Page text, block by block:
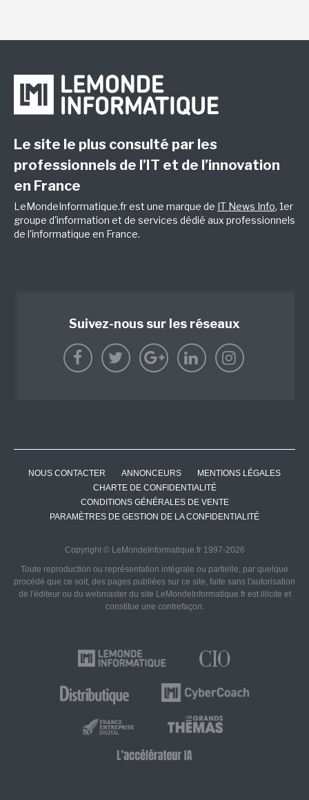
Le site le plus consulté par les
professionnels de l’IT et de l’innovation
en France
LeMondeInformatique.fr est une marque de IT News Info, 1er
groupe d'information et de services dédié aux professionnels
de l'informatique en France.
Suivez-nous sur les réseaux
NOUS CONTACTER ANNONCEURS
MENTIONS LÉGALES
CHARTE DE CONFIDENTIALITÉ
CONDITIONS GÉNÉRALES DE VENTE
PARAMÈTRES DE GESTION DE LA CONFIDENTIALITÉ
Copyright © LeMondeInformatique.fr 1997-2026
Toute reproduction ou représentation intégrale ou partielle, par quelque
procédé que ce soit, des pages publiées sur ce site, faite sans l'autorisation
de l'éditeur ou du webmaster du site LeMondeInformatique.fr est illicite et
constitue une contrefaçon.